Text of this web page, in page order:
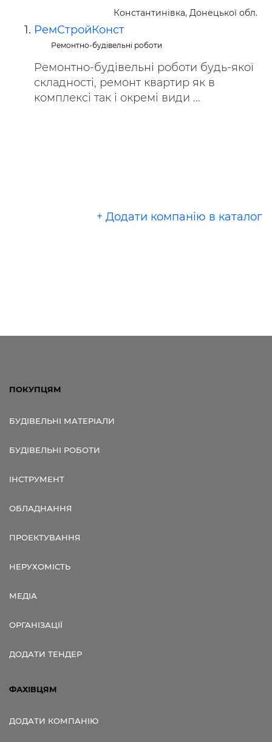
Константинівка, Донецької обл.
РемСтройКонст
Ремонтно-будівельні роботи
Ремонтно-будівельні роботи будь-якої
складності, ремонт квартир як в
комплексі так і окремі види ...
+ Додати компанію в каталог
ПОКУПЦЯМ
БУДІВЕЛЬНІ МАТЕРІАЛИ
БУДІВЕЛЬНІ РОБОТИ
ІНСТРУМЕНТ
ОБЛАДНАННЯ
ПРОЕКТУВАННЯ
НЕРУХОМІСТЬ
МЕДІА
ОРГАНІЗАЦІЇ
ДОДАТИ ТЕНДЕР
ФАХІВЦЯМ
ДОДАТИ КОМПАНІЮ